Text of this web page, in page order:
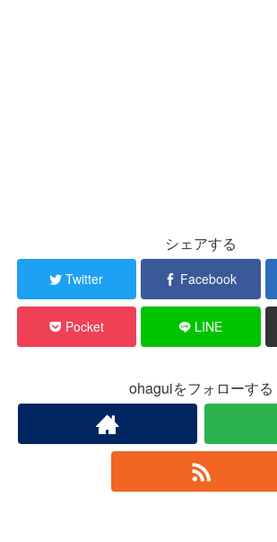
シェアする
Twitter Facebook
Pocket LINE
ohaguiをフォローする